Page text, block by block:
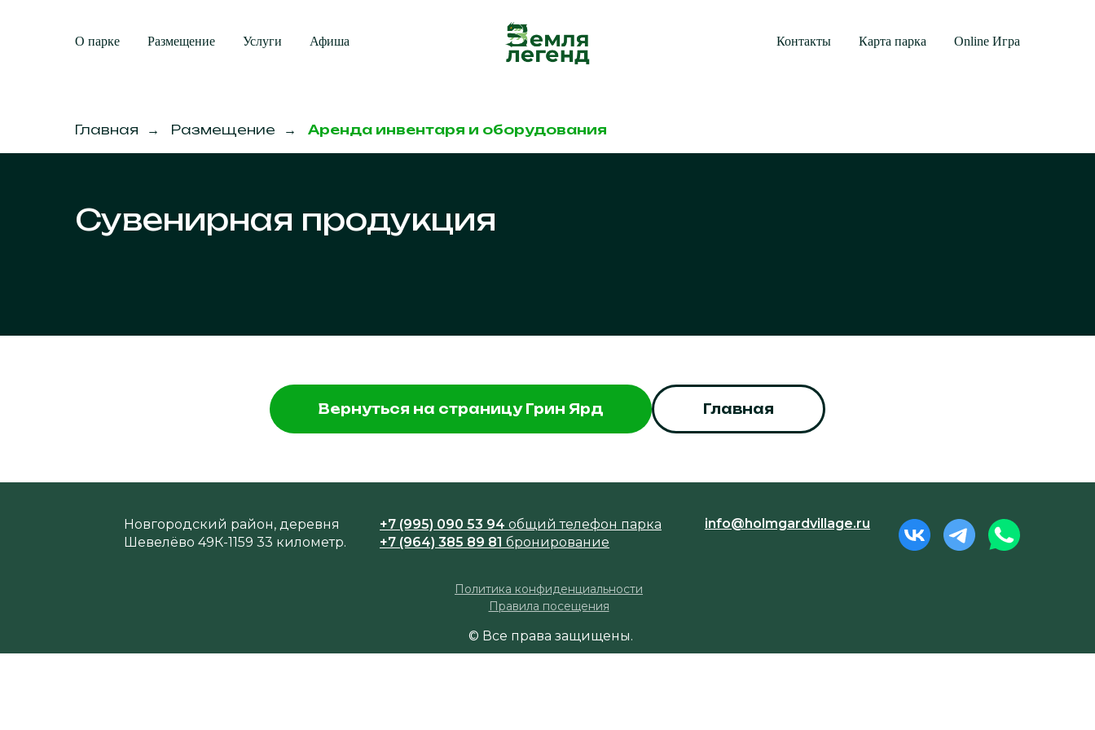
О парке Размещение Услуги Афиша Контакты Карта парка Online Игра
Главная → Размещение → Аренда инвентаря и оборудования
Сувенирная продукция
Вернуться на страницу Грин Ярд Главная
Политика конфиденциальности
© Все права защищены.
Новгородский район, деревня
Шевелёво 49К-1159 33 километр.
+7 (995) 090 53 94 общий телефон парка
+7 (964) 385 89 81 бронирование
info@holmgardvillage.ru
Правила посещения